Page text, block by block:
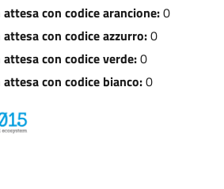
attesa con codice arancione:0
attesa con codice azzurro:0
attesa con codice verde:0
attesa con codice bianco:0